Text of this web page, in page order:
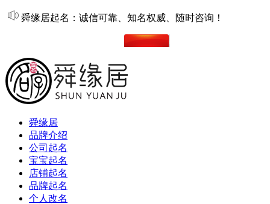
舜缘居起名：诚信可靠、知名权威、随时咨询！
舜缘居
品牌介绍
公司起名
宝宝起名
店铺起名
品牌起名
个人改名